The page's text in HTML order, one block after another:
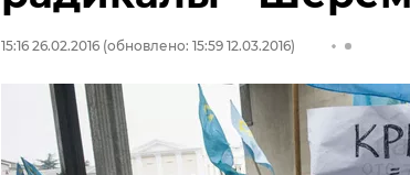
15:16 26.02.2016 (обновлено: 15:59 12.03.2016)